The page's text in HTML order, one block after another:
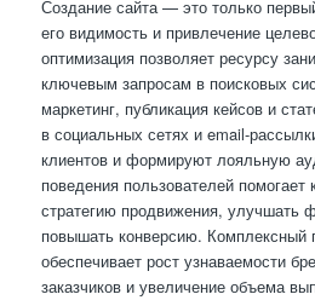
Создание сайта — это только
его видимость и привлечение
оптимизация позволяет ресурсу
ключевым запросам в поисковых
маркетинг, публикация кейсов и
в социальных сетях и email-
клиентов и формируют лояльную
поведения пользователей помогает
стратегию продвижения, улучшать
повышать конверсию. Комплексный
обеспечивает рост узнаваемости
заказчиков и увеличение объема